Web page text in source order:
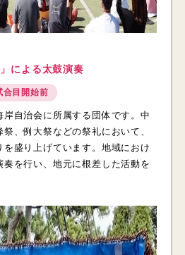
による太鼓演奏
目開始前
自治会に所属する団体です。中
、例大祭などの祭礼において、
盛り上げています。地域におけ
を行い、地元に根差した活動を